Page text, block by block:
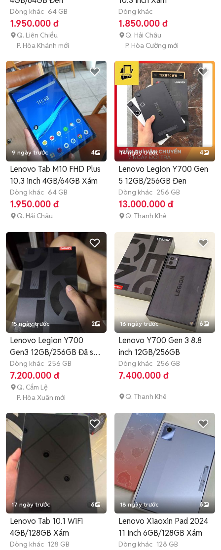
Dòng khác 64 GB
1.950.000 đ
Q. Liên Chiểu
P. Hòa Khánh mới
Dòng khác
1.850.000 đ
Q. Hải Châu
P. Hòa Cường mới
9 ngày trước 4
Lenovo Tab M10 FHD Plus
10.3 inch 4GB/64GB Xám
Dòng khác 64 GB
1.950.000 đ
Q. Hải Châu
14 ngày trước 4
Lenovo Legion Y700 Gen
5 12GB/256GB Đen
Dòng khác 256 GB
13.000.000 đ
Q. Thanh Khê
15 ngày trước 2
Lenovo Legion Y700
Gen3 12GB/256GB Đã sử
dụng
Dòng khác 256 GB
7.200.000 đ
Q. Cẩm Lệ
P. Hòa Xuân mới
16 ngày trước 6
Lenovo Y700 Gen 3 8.8
inch 12GB/256GB
Dòng khác 256 GB
7.400.000 đ
Q. Thanh Khê
17 ngày trước 6
Lenovo Tab 10.1 WiFi
4GB/128GB Xám
Dòng khác 128 GB
18 ngày trước 6
Lenovo Xiaoxin Pad 2024
11 inch 6GB/128GB Xám
Dòng khác 128 GB